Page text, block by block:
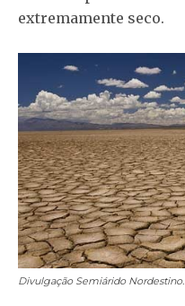
extremamente seco.
DivulgaçãoSemiárido Nordestino.